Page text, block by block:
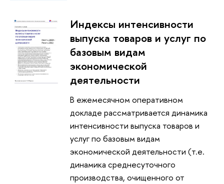
Индексы интенсивности
выпуска товаров и услуг по
базовым видам
экономической
деятельности
В ежемесячном оперативном
докладе рассматривается динамика
интенсивности выпуска товаров и
услуг по базовым видам
экономической деятельности (т.е.
динамика среднесуточного
производства, очищенного от